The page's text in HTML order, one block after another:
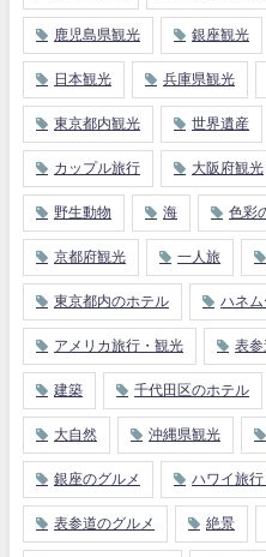
鹿児島県観光 銀座観光
日本観光 兵庫県観光
東京都内観光 世界遺産
カップル旅行 大阪府観光
野生動物 海 色彩
京都府観光 一人旅
東京都内のホテル ハネム
アメリカ旅行・観光 表参
建築 千代田区のホテル
大自然 沖縄県観光
銀座のグルメ ハワイ旅
表参道のグルメ 絶景